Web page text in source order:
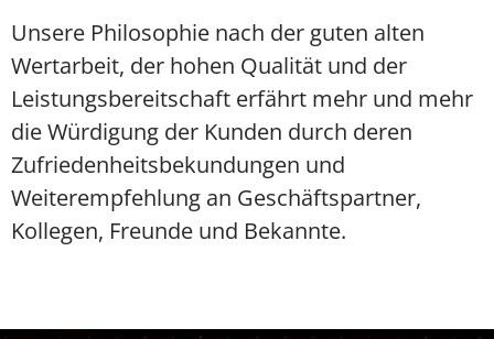
Unsere Philosophie nach der guten alten
Wertarbeit, der hohen Qualität und der
Leistungsbereitschaft erfährt mehr und mehr
die Würdigung der Kunden durch deren
Zufriedenheitsbekundungen und
Weiterempfehlung an Geschäftspartner,
Kollegen, Freunde und Bekannte.